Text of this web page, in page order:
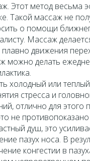
Этот метод весьма
Такой массаж не
о помощи
Массаж
движения
можно делать
холодный или
стресса и
отлично для
не
душ, это
пазух носа. В
конгестии в